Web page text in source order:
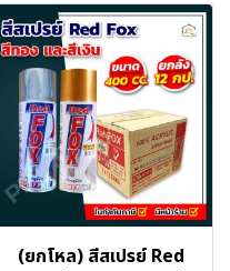
(ยกโหล) สีสเปรย์ Red